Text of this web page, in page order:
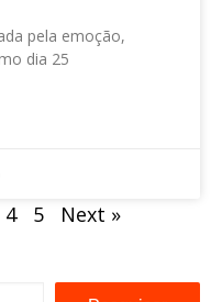
pela emoção,
dia 25
4 5 Next »